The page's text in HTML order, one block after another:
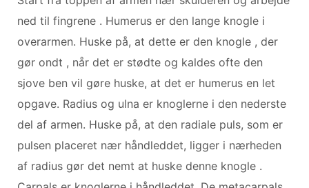
ned til fingrene . Humerus er den lange knogle i
overarmen. Huske på, at dette er den knogle , der
gør ondt , når det er stødte og kaldes ofte den
sjove ben vil gøre huske, at det er humerus en let
opgave. Radius og ulna er knoglerne i den nederste
del af armen. Huske på, at den radiale puls, som er
pulsen placeret nær håndleddet, ligger i nærheden
af ​​radius gør det nemt at huske denne knogle .